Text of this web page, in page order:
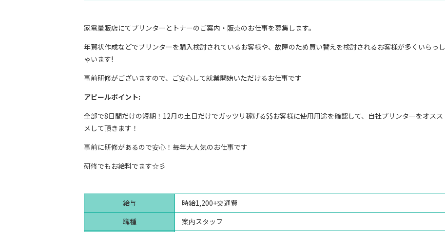
家電量販店にてプリンターとトナーのご案内・販売のお仕事を募集します。
年賀状作成などでプリンターを購入検討されているお客様や、故障のため買い替えを検討されるお客様が多くいらっし
ゃいます!
事前研修がございますので、ご安心して就業開始いただけるお仕事です
アピールポイント:
全部で8日間だけの短期！12月の土日だけでガッツリ稼げる$$お客様に使用用途を確認して、自社プリンターをオスス
メして頂きます！
事前に研修があるので安心！毎年大人気のお仕事です
研修でもお給料でます☆彡
給与
時給1,200+交通費
職種
案内スタッフ